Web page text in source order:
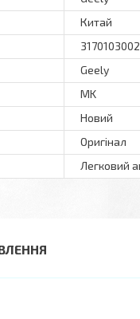
Китай
3170103002
Geely
MK
Новий
Оригінал
Легковий